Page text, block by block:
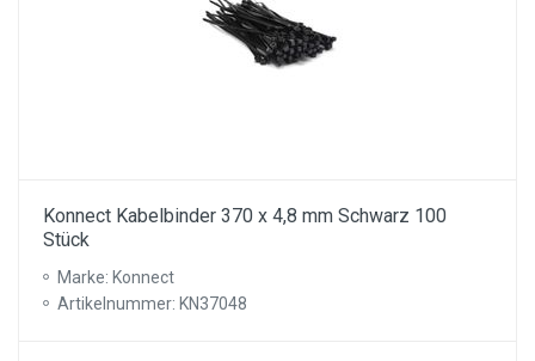
Konnect Kabelbinder 370 x 4,8 mm Schwarz 100
Stück
Marke: Konnect
Artikelnummer: KN37048